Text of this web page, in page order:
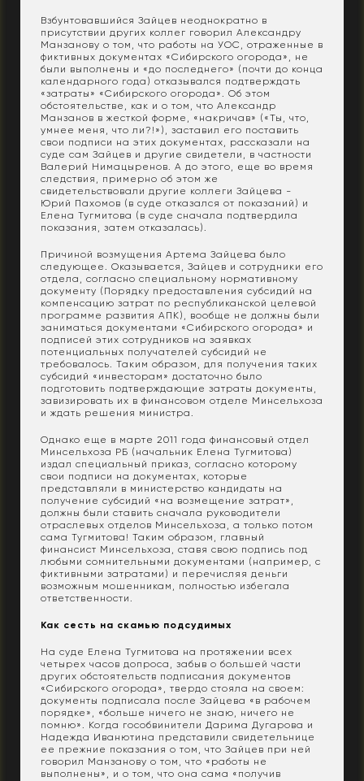
Взбунтовавшийся Зайцев неоднократно в
присутствии других коллег говорил Александру
Манзанову о том, что работы на УОС, отраженные в
фиктивных документах «Сибирского огорода», не
были выполнены и «до последнего» (почти до конца
календарного года) отказывался подтверждать
«затраты» «Сибирского огорода». Об этом
обстоятельстве, как и о том, что Александр
Манзанов в жесткой форме, «накричав» («Ты, что,
умнее меня, что ли?!»), заставил его поставить
свои подписи на этих документах, рассказали на
суде сам Зайцев и другие свидетели, в частности
Валерий Нимацыренов. А до этого, еще во время
следствия, примерно об этом же
свидетельствовали другие коллеги Зайцева -
Юрий Пахомов (в суде отказался от показаний) и
Елена Тугмитова (в суде сначала подтвердила
показания, затем отказалась).
Причиной возмущения Артема Зайцева было
следующее. Оказывается, Зайцев и сотрудники его
отдела, согласно специальному нормативному
документу (Порядку предоставления субсидий на
компенсацию затрат по республиканской целевой
программе развития АПК), вообще не должны были
заниматься документами «Сибирского огорода» и
подписей этих сотрудников на заявках
потенциальных получателей субсидий не
требовалось. Таким образом, для получения таких
субсидий «инвесторам» достаточно было
подготовить подтверждающие затраты документы,
завизировать их в финансовом отделе Минсельхоза
и ждать решения министра.
Однако еще в марте 2011 года финансовый отдел
Минсельхоза РБ (начальник Елена Тугмитова)
издал специальный приказ, согласно которому
свои подписи на документах, которые
представляли в министерство кандидаты на
получение субсидий «на возмещение затрат»,
должны были ставить сначала руководители
отраслевых отделов Минсельхоза, а только потом
сама Тугмитова! Таким образом, главный
финансист Минсельхоза, ставя свою подпись под
любыми сомнительными документами (например, с
фиктивными затратами) и перечисляя деньги
возможным мошенникам, полностью избегала
ответственности.
Как сесть на скамью подсудимых
На суде Елена Тугмитова на протяжении всех
четырех часов допроса, забыв о большей части
других обстоятельств подписания документов
«Сибирского огорода», твердо стояла на своем:
документы подписала после Зайцева «в рабочем
порядке», «больше ничего не знаю, ничего не
помню». Когда гособвинители Дарима Дугарова и
Надежда Иванютина представили свидетельнице
ее прежние показания о том, что Зайцев при ней
говорил Манзанову о том, что «работы не
выполнены», и о том, что она сама «получив